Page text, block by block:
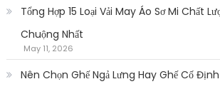
Tổng Hợp 15 Loại Vải May Áo Sơ Mi Chất
Chuộng Nhất
May 11, 2026
Nên Chọn Ghế Ngả Lưng Hay Ghế Cố